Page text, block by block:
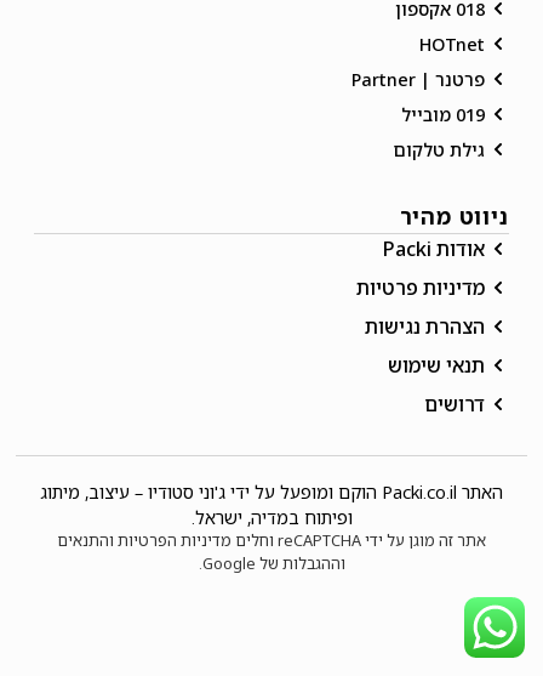
018 אקספון
HOTnet
פרטנר | Partner
019 מובייל
גילת טלקום
ניווט מהיר
אודות Packi
מדיניות פרטיות
הצהרת נגישות
תנאי שימוש
דרושים
האתר Packi.co.il הוקם ומופעל על ידי
ג'וני סטודיו – עיצוב, מיתוג
ופיתוח במדיה, ישראל.
אתר זה מוגן על ידי reCAPTCHA וחלים מדיניות הפרטיות והתנאים
וההגבלות של Google.